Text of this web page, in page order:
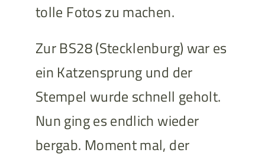
tolle Fotos zu machen.
Zur BS28 (Stecklenburg) war es
ein Katzensprung und der
Stempel wurde schnell geholt.
Nun ging es endlich wieder
bergab. Moment mal, der